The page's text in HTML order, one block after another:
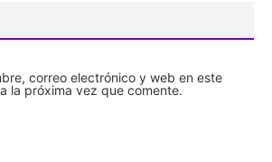
correo electrónico y web en este
la próxima vez que comente.